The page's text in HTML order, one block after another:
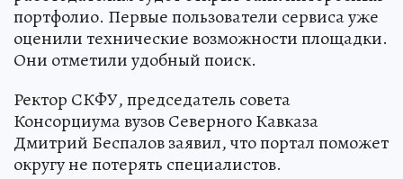
портфолио. Первые пользователи сервиса уже
оценили технические возможности площадки.
Они отметили удобный поиск.
Ректор СКФУ, председатель совета
Консорциума вузов Северного Кавказа
Дмитрий Беспалов заявил, что портал поможет
округу не потерять специалистов.